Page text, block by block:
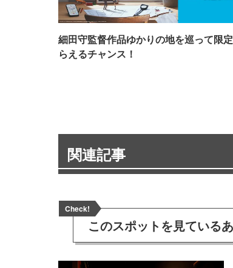
細田守監督作品ゆかりの地を巡って限
らえるチャンス！
関連記事
Check!
このスポットを見ている